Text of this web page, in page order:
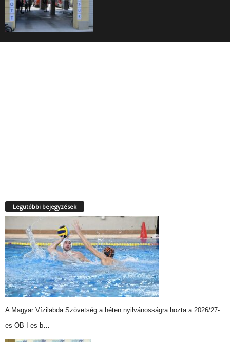
Legutóbbi bejegyzések
A Magyar Vízilabda Szövetség a héten nyilvánosságra hozta a 2026/27-
es OB I-es b…